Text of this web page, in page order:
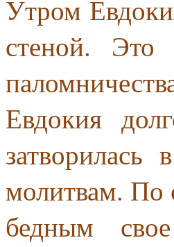
Утром
стеной. Это
Евдокия
молитвам. По
бедным